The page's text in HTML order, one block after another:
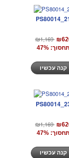
₪1,169
תחסוך: 47%
₪1,169
תחסוך: 47%